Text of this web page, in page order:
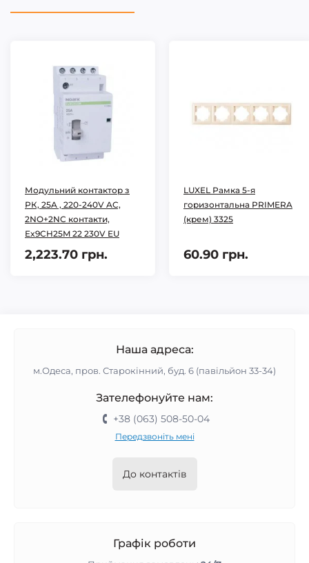
Модульний контактор з
РК, 25A , 220-240V AC,
2NO+2NC контакти,
Ex9CH25M 22 230V EU
2,223.70 грн.
LUXEL Рамка 5-я
горизонтальна PRIMERA
(крем) 3325
60.90 грн.
Наша адреса:
м.Одеса, пров. Старокінний, буд. 6 (павільйон 33-34)
Зателефонуйте нам:
+38 (063) 508-50-04
Передзвоніть мені
До контактів
Графік роботи